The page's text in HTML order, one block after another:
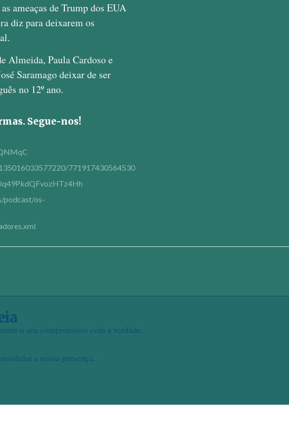
ameaças de Trump dos EUA
diz para deixarem os
Almeida, Paula Cardoso e
Saramago deixar de ser
no 12º ano.
Segue-nos!
771917430564530
podcast/os-
o seu compromisso com a verdade,
a nossa presença.